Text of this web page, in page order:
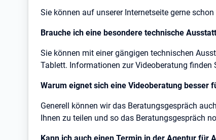
Sie können auf unserer Internetseite gerne
Brauche ich eine besondere technische
Sie können mit einer gängigen technischen
Tablett. Informationen zur Videoberatung finden
Warum eignet sich eine Videoberatung besser
Generell können wir das Beratungsgespräch
Ihnen zu teilen und so das Beratungsgespräch